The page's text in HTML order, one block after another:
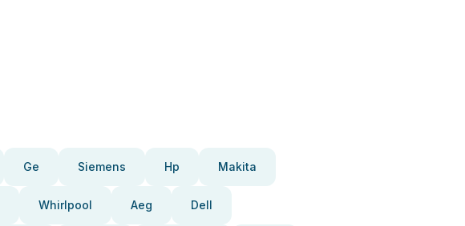
Ge Siemens Hp Makita
Whirlpool Aeg Dell